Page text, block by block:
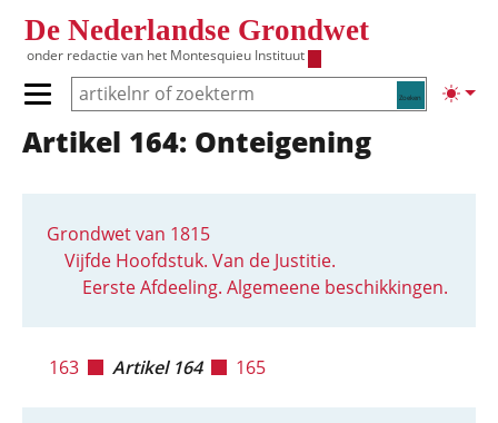
De Nederlandse Grondwet
onder redactie van het Montesquieu Instituut
Zoeken
Primair menu tonen/verbergen
Hoofdnavigatie
Artikel 164: Onteigening
Grondwet van 1815
Vijfde Hoofdstuk. Van de Justitie.
Eerste Afdeeling. Algemeene beschikkingen.
163 Artikel 164 165